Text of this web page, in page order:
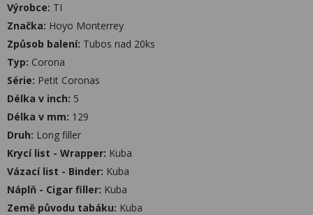
Výrobce: TI
Značka: Hoyo Monterrey
Způsob balení: Tubos nad 20ks
Typ: Corona
Série: Petit Coronas
Délka v inch: 5
Délka v mm: 129
Druh: Long filler
Krycí list - Wrapper: Kuba
Vázací list - Binder: Kuba
Náplň - Cigar filler: Kuba
Země původu tabáku: Kuba